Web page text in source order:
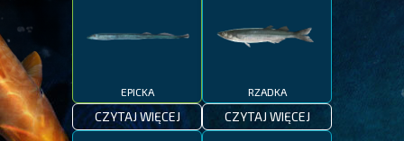
EPICKA
CZYTAJ WIĘCEJ
RZADKA
CZYTAJ WIĘCEJ